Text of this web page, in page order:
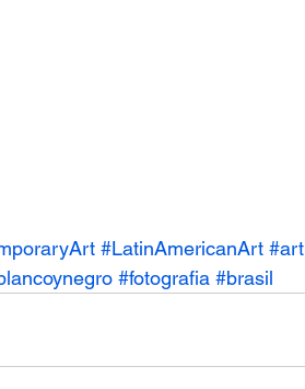
#LatinAmericanArt #art
#fotografia #brasil